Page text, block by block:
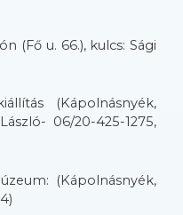
(Fő u. 66.), kulcs: Sági
(Kápolnásnyék,
06/20-425-1275,
(Kápolnásnyék,